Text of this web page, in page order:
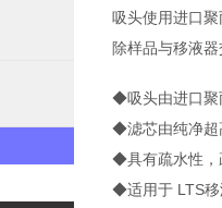
吸头使用进口
除样品与移液
◆吸头由进口聚
◆滤芯由纯净超
◆具有疏水性，
◆适用于 LTS移